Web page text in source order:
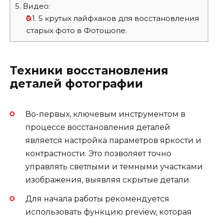
5. Видео:
5.1. 5 крутых лайфхаков для восстановления
старых фото в Фотошопе.
Техники восстановления
деталей фотографии
Во-первых, ключевым инструментом в
процессе восстановления деталей
является настройка параметров яркости и
контрастности. Это позволяет точно
управлять светлыми и темными участками
изображения, выявляя скрытые детали.
Для начала работы рекомендуется
использовать функцию preview, которая